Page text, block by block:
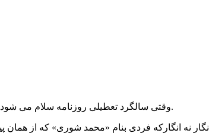
وقتی سالگرد تعطیلی روزنامه سلام می شود، در مصاحبه ها و غیرمصاحبه ها از همه چیز سخن گفته می شود، الا دستگیری و زندانی شدن من.
انگار نه انگارکه فردی بنام «محمد شوری» که از